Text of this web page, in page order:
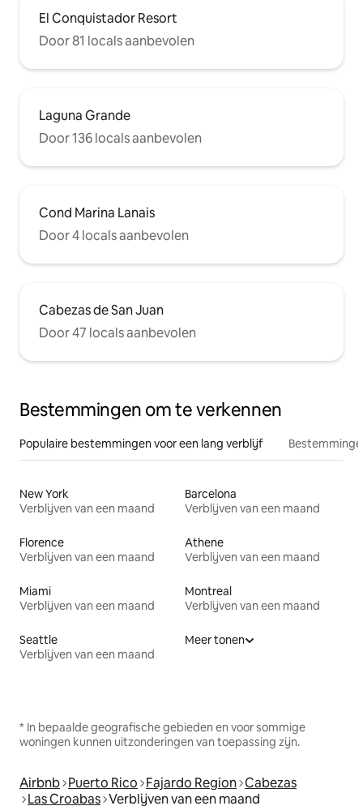
El Conquistador Resort
Door 81 locals aanbevolen
Laguna Grande
Door 136 locals aanbevolen
Cond Marina Lanais
Door 4 locals aanbevolen
Cabezas de San Juan
Door 47 locals aanbevolen
Bestemmingen om te verkennen
Populaire bestemmingen voor een lang verblijf
New York
Verblijven van een maand
Barcelona
Verblijven van een maand
Florence
Verblijven van een maand
Athene
Verblijven van een maand
Miami
Verblijven van een maand
Montreal
Verblijven van een maand
Seattle
Verblijven van een maand
Meer tonen
* In bepaalde geografische gebieden en voor sommige
woningen kunnen uitzonderingen van toepassing zijn.
Airbnb Puerto Rico Fajardo Region Cabezas
Las Croabas Verblijven van een maand